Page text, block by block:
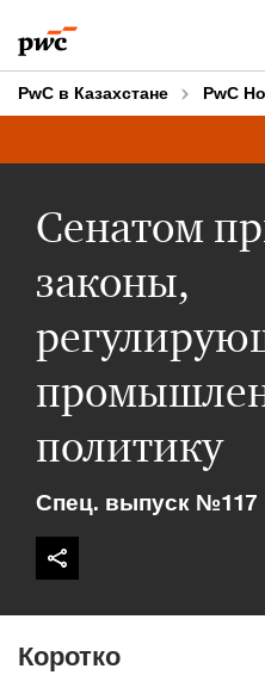
to
content
to
footer
PwC в Казахстане PwC
Сенатом
законы,
политику
Спец. выпуск №117
Коротко